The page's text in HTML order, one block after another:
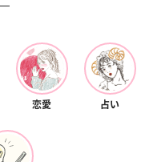
恋愛 占い